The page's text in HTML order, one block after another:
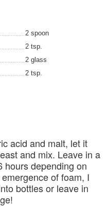
2 spoon
2 tsp.
2 glass
2 tsp.
acid and malt, let it
and mix. Leave in a
hours depending on
of foam, I
bottles or leave in